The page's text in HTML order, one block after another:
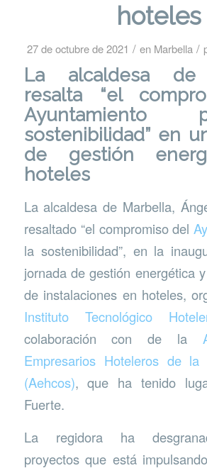
hoteles
27 de octubre de 2021 / en Marbella /
La alcaldesa de
resalta “el
sostenibilidad” en
de gestión
hoteles
La alcaldesa de Marbella,
resaltado “el compromiso del
la sostenibilidad”, en la
jornada de gestión energética
de instalaciones en hoteles,
Instituto Tecnológico
colaboración con de la
Empresarios Hoteleros de
(Aehcos), que ha tenido
Fuerte.
La regidora ha
proyectos que está